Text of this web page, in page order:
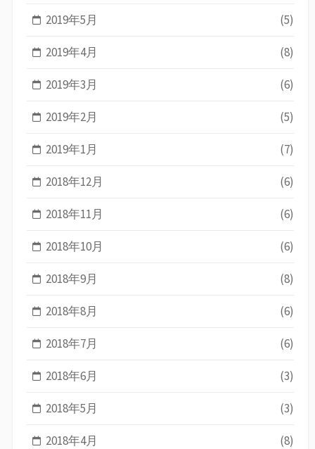
2019年5月 (5)
2019年4月 (8)
2019年3月 (6)
2019年2月 (5)
2019年1月 (7)
2018年12月 (6)
2018年11月 (6)
2018年10月 (6)
2018年9月 (8)
2018年8月 (6)
2018年7月 (6)
2018年6月 (3)
2018年5月 (3)
2018年4月 (8)